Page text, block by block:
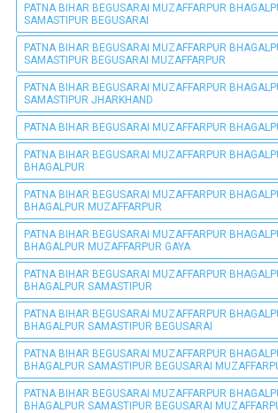
PATNA BIHAR BEGUSARAI MUZAFFARPUR
SAMASTIPUR BEGUSARAI
PATNA BIHAR BEGUSARAI MUZAFFARPUR
SAMASTIPUR BEGUSARAI MUZAFFARPUR
PATNA BIHAR BEGUSARAI MUZAFFARPUR
SAMASTIPUR JHARKHAND
PATNA BIHAR BEGUSARAI MUZAFFARPUR
PATNA BIHAR BEGUSARAI MUZAFFARPUR
BHAGALPUR
PATNA BIHAR BEGUSARAI MUZAFFARPUR
BHAGALPUR MUZAFFARPUR
PATNA BIHAR BEGUSARAI MUZAFFARPUR
BHAGALPUR MUZAFFARPUR GAYA
PATNA BIHAR BEGUSARAI MUZAFFARPUR
BHAGALPUR SAMASTIPUR
PATNA BIHAR BEGUSARAI MUZAFFARPUR
BHAGALPUR SAMASTIPUR BEGUSARAI
PATNA BIHAR BEGUSARAI MUZAFFARPUR
BHAGALPUR SAMASTIPUR BEGUSARAI
PATNA BIHAR BEGUSARAI MUZAFFARPUR
BHAGALPUR SAMASTIPUR BEGUSARAI